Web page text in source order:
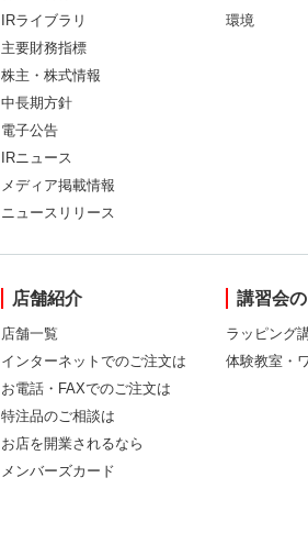
IRライブラリ
主要財務指標
株主・株式情報
中長期方針
電子公告
IRニュース
メディア掲載情報
ニュースリリース
環境
店舗紹介
店舗一覧
インターネットでのご注文は
お電話・FAXでのご注文は
特注品のご相談は
お店を開業されるなら
メンバーズカード
講習会
ラッピング
体験教室・